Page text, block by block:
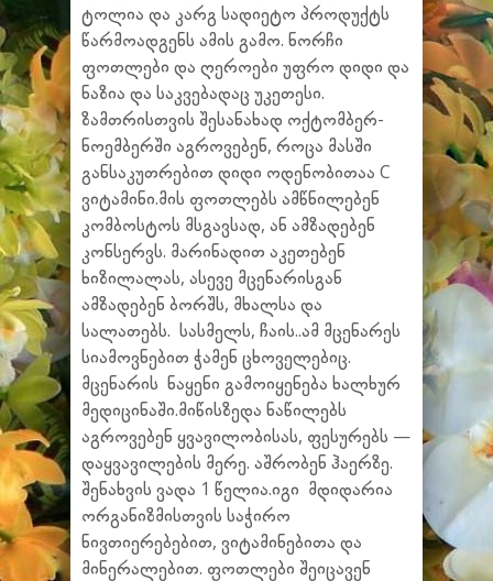
ტოლია და კარგ სადიეტო პროდუქტს
წარმოადგენს ამის გამო. ნორჩი
ფოთლები და ღეროები უფრო დიდი და
ნაზია და საკვებადაც უკეთესი.
ზამთრისთვის შესანახად ოქტომბერ-
ნოემბერში აგროვებენ, როცა მასში
განსაკუთრებით დიდი ოდენობითაა С
ვიტამინი.მის ფოთლებს ამწნილებენ
კომბოსტოს მსგავსად, ან ამზადებენ
კონსერვს. მარინადით აკეთებენ
ხიზილალას, ასევე მცენარისგან
ამზადებენ ბორშს, მხალსა და
სალათებს. სასმელს, ჩაის..ამ მცენარეს
სიამოვნებით ჭამენ ცხოველებიც.
მცენარის ნაყენი გამოიყენება ხალხურ
მედიცინაში.მიწისზედა ნაწილებს
აგროვებენ ყვავილობისას, ფესურებს —
დაყვავილების მერე. აშრობენ ჰაერზე.
შენახვის ვადა 1 წელია.იგი მდიდარია
ორგანიზმისთვის საჭირო
ნივთიერებებით, ვიტამინებითა და
მინერალებით. ფოთლები შეიცავენ